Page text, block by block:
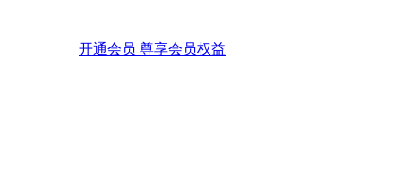
开通会员 尊享会员权益